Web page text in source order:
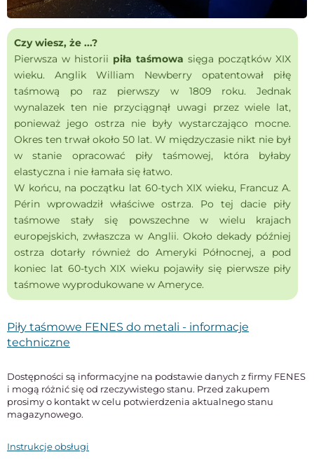
Czy wiesz, że ...?
Pierwsza w historii piła taśmowa sięga początków XIX
wieku. Anglik William Newberry opatentował piłę
taśmową po raz pierwszy w 1809 roku. Jednak
wynalazek ten nie przyciągnął uwagi przez wiele lat,
ponieważ jego ostrza nie były wystarczająco mocne.
Okres ten trwał około 50 lat. W międzyczasie nikt nie był
w stanie opracować piły taśmowej, która byłaby
elastyczna i nie łamała się łatwo.
W końcu, na początku lat 60-tych XIX wieku, Francuz A.
Périn wprowadził właściwe ostrza. Po tej dacie piły
taśmowe stały się powszechne w wielu krajach
europejskich, zwłaszcza w Anglii. Około dekady później
ostrza dotarły również do Ameryki Północnej, a pod
koniec lat 60-tych XIX wieku pojawiły się pierwsze piły
taśmowe wyprodukowane w Ameryce.
Piły taśmowe FENES do metali - informacje
techniczne
Dostępności są informacyjne na podstawie danych z firmy FENES
i mogą różnić się od rzeczywistego stanu. Przed zakupem
prosimy o kontakt w celu potwierdzenia aktualnego stanu
magazynowego.
Instrukcje obsługi